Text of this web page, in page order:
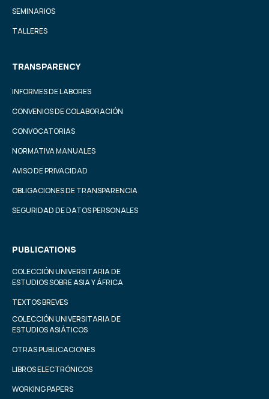
SEMINARIOS
TALLERES
TRANSPARENCY
INFORMES DE LABORES
CONVENIOS DE COLABORACIÓN
CONVOCATORIAS
NORMATIVA MANUALES
AVISO DE PRIVACIDAD
OBLIGACIONES DE TRANSPARENCIA
SEGURIDAD DE DATOS PERSONALES
PUBLICATIONS
COLECCIÓN UNIVERSITARIA DE
ESTUDIOS SOBRE ASIA Y ÁFRICA
TEXTOS BREVES
COLECCIÓN UNIVERSITARIA DE
ESTUDIOS ASIÁTICOS
OTRAS PUBLICACIONES
LIBROS ELECTRÓNICOS
WORKING PAPERS